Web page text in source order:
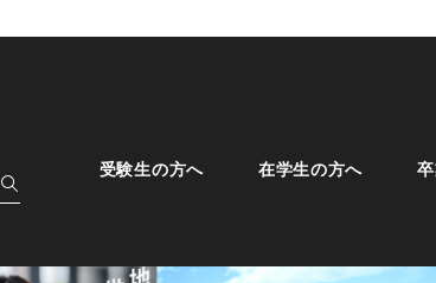
受験生の方へ 在学生の方へ